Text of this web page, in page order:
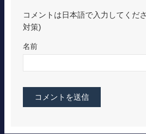
コメントは日本語で入力してくだ
対策)
名前